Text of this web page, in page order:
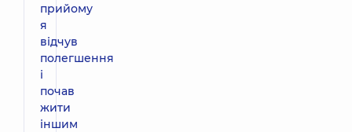
прийому
я
відчув
полегшення
і
почав
жити
іншим